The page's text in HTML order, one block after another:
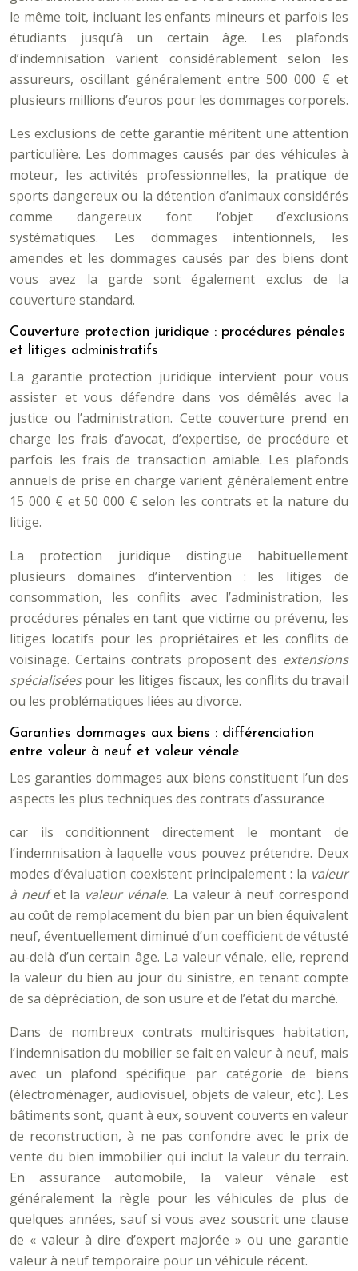
le même toit, incluant les enfants mineurs et parfois les
étudiants jusqu’à un certain âge. Les plafonds
d’indemnisation varient considérablement selon les
assureurs, oscillant généralement entre 500 000 € et
plusieurs millions d’euros pour les dommages corporels.
Les exclusions de cette garantie méritent une attention
particulière. Les dommages causés par des véhicules à
moteur, les activités professionnelles, la pratique de
sports dangereux ou la détention d’animaux considérés
comme dangereux font l’objet d’exclusions
systématiques. Les dommages intentionnels, les
amendes et les dommages causés par des biens dont
vous avez la garde sont également exclus de la
couverture standard.
Couverture protection juridique : procédures pénales
et litiges administratifs
La garantie protection juridique intervient pour vous
assister et vous défendre dans vos démêlés avec la
justice ou l’administration. Cette couverture prend en
charge les frais d’avocat, d’expertise, de procédure et
parfois les frais de transaction amiable. Les plafonds
annuels de prise en charge varient généralement entre
15 000 € et 50 000 € selon les contrats et la nature du
litige.
La protection juridique distingue habituellement
plusieurs domaines d’intervention : les litiges de
consommation, les conflits avec l’administration, les
procédures pénales en tant que victime ou prévenu, les
litiges locatifs pour les propriétaires et les conflits de
voisinage. Certains contrats proposent des extensions
spécialiséespour les litiges fiscaux, les conflits du travail
ou les problématiques liées au divorce.
Garanties dommages aux biens : différenciation
entre valeur à neuf et valeur vénale
Les garanties dommages aux biens constituent l’un des
aspects les plus techniques des contrats d’assurance
car ils conditionnent directement le montant de
l’indemnisation à laquelle vous pouvez prétendre. Deux
modes d’évaluation coexistent principalement : la valeur
à neufet la valeur vénale. La valeur à neuf correspond
au coût de remplacement du bien par un bien équivalent
neuf, éventuellement diminué d’un coefficient de vétusté
au-delà d’un certain âge. La valeur vénale, elle, reprend
la valeur du bien au jour du sinistre, en tenant compte
de sa dépréciation, de son usure et de l’état du marché.
Dans de nombreux contrats multirisques habitation,
l’indemnisation du mobilier se fait en valeur à neuf, mais
avec un plafond spécifique par catégorie de biens
(électroménager, audiovisuel, objets de valeur, etc.). Les
bâtiments sont, quant à eux, souvent couverts en valeur
de reconstruction, à ne pas confondre avec le prix de
vente du bien immobilier qui inclut la valeur du terrain.
En assurance automobile, la valeur vénale est
généralement la règle pour les véhicules de plus de
quelques années, sauf si vous avez souscrit une clause
de « valeur à dire d’expert majorée » ou une garantie
valeur à neuf temporaire pour un véhicule récent.